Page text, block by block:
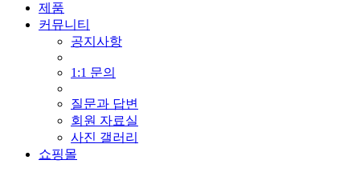
제품
커뮤니티
공지사항
1:1 문의
질문과 답변
회원 자료실
사진 갤러리
쇼핑몰